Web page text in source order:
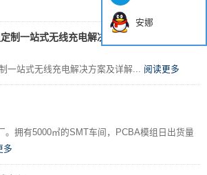
制一站式无线充电解决方案
一站式无线充电解决方案及详解... 阅读更多
。拥有5000㎡的SMT车间，PCBA模组日出货量
多
安娜